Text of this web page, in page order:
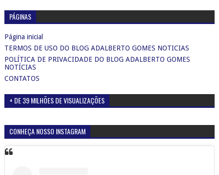
PÁGINAS
Página inicial
TERMOS DE USO DO BLOG ADALBERTO GOMES NOTICIAS
POLÍTICA DE PRIVACIDADE DO BLOG ADALBERTO GOMES
NOTÍCIAS
CONTATOS
+ DE 39 MILHÕES DE VISUALIZAÇÕES
CONHEÇA NOSSO INSTAGRAM